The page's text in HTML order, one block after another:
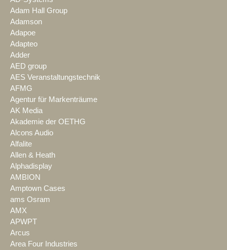
Adam Hall Group
Adamson
Adapoe
Adapteo
Adder
AED group
AES Veranstaltungstechnik
AFMG
Agentur für Markenträume
AK Media
Akademie der OETHG
Alcons Audio
Alfalite
Allen & Heath
Alphadisplay
AMBION
Amptown Cases
ams Osram
AMX
APWPT
Arcus
Area Four Industries